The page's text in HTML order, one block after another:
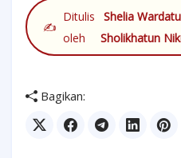
✍️
Ditulis
oleh
Shelia
Sholikhatun
Bagikan: